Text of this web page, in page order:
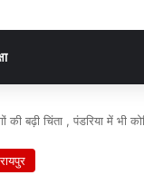
बढ़ी चिंता , पंडरिया में भी
रायपुर